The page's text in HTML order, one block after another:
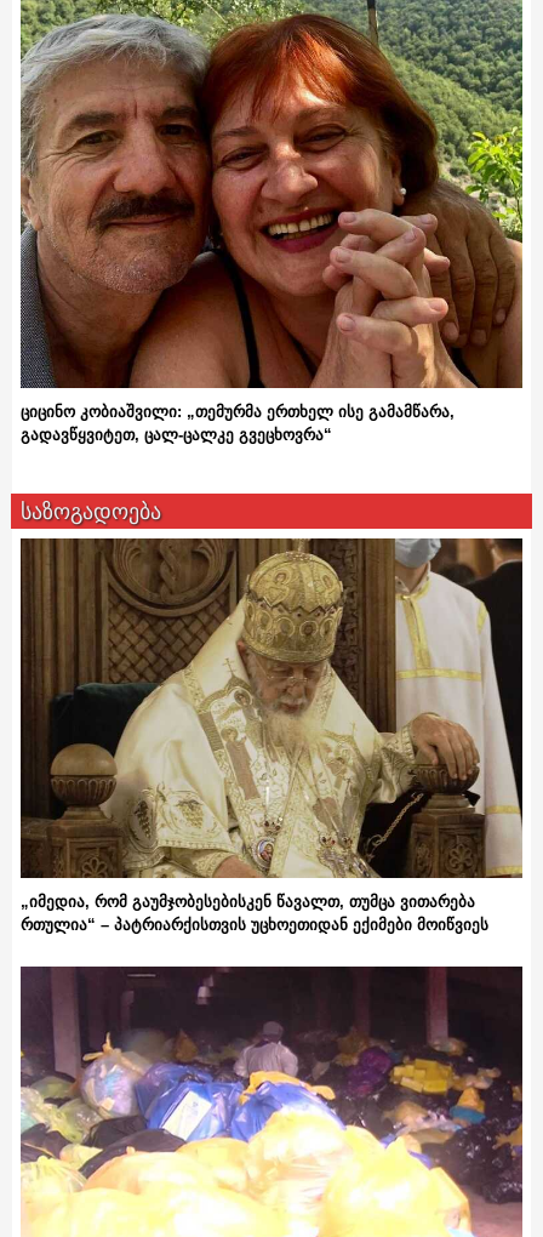
ციცინო კობიაშვილი: „თემურმა ერთხელ ისე გამამწარა,
გადავწყვიტეთ, ცალ-ცალკე გვეცხოვრა“
საზოგადოება
„იმედია, რომ გაუმჯობესებისკენ წავალთ, თუმცა ვითარება
რთულია“ – პატრიარქისთვის უცხოეთიდან ექიმები მოიწვიეს